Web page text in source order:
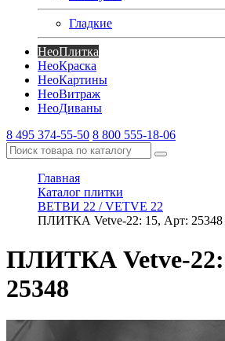
Гладкие
НеоПлитка
НеоКраска
НеоКартины
НеоВитраж
НеоДиваны
8 495 374-55-50 8 800 555-18-06
Главная
Каталог плитки
ВЕТВИ 22 / VETVE 22
ПЛИТКА Vetve-22: 15, Арт: 25348
ПЛИТКА Vetve-22:
25348